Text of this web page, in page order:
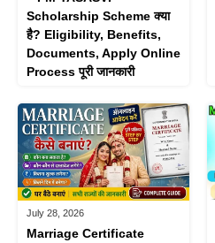
Scholarship Scheme क्या
है? Eligibility, Benefits,
Documents, Apply Online
Process पूरी जानकारी
July 28, 2026
Marriage Certificate